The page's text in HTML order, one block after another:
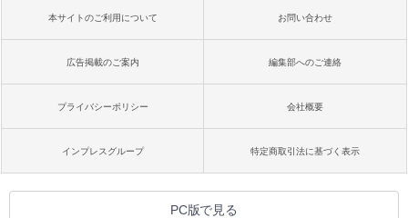
本サイトのご利用について お問い合わせ
広告掲載のご案内 編集部へのご連絡
プライバシーポリシー 会社概要
インプレスグループ 特定商取引法に基づく表示
PC版で見る